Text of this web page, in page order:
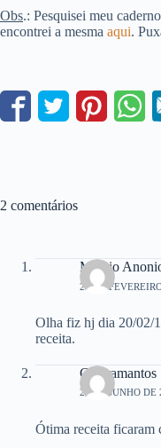
Obs.: Pesquisei meu
encontrei a mesma aqui.
2 comentários
Márcio
20 DE
Olha fiz hj dia 20/02/
receita.
Ceniramantos
28 DE JUNHO DE
Ótima receita ficaram